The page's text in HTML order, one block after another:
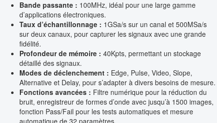
Bande passante : 100MHz, idéal pour une large gamme
d’applications électroniques.
Taux d’échantillonnage : 1GSa/s sur un canal et 500MSa/s
sur deux canaux, pour capturer les signaux avec une grande
fidélité.
Profondeur de mémoire : 40Kpts, permettant un stockage
détaillé des signaux.
Modes de déclenchement : Edge, Pulse, Video, Slope,
Alternative et Delay, pour s’adapter à divers besoins de mesure.
Fonctions avancées : Filtre numérique pour la réduction du
bruit, enregistreur de formes d’onde avec jusqu’à 1500 images,
fonction Pass/Fail pour les tests automatiques et mesure